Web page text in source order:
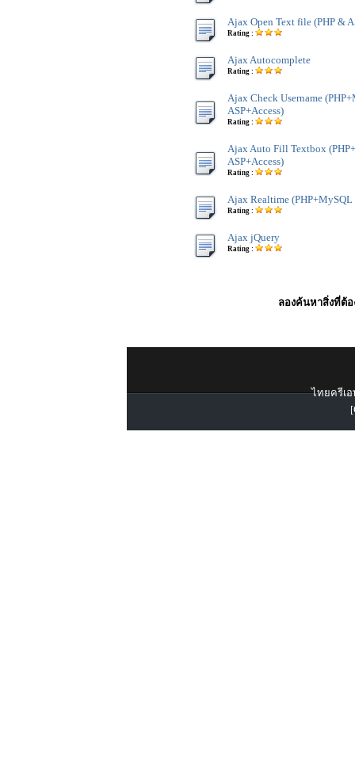
Ajax Open Text file (PHP &
Rating :
Ajax Autocomplete
Rating :
Ajax Check Username
ASP+Access)
Rating :
Ajax Auto Fill Textbox
ASP+Access)
Rating :
Ajax Realtime (PHP+MySQL
Rating :
Ajax jQuery
Rating :
ลองค้นหาสิ่งที่ต้อ
ไทยครีเอ
[